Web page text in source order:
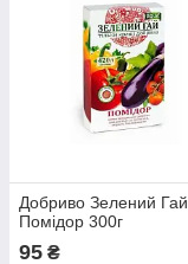
Добриво Зелений Гай
Помідор 300г
95 ₴